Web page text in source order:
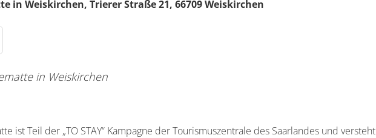
in Weiskirchen, Trierer Straße 21, 66709Weiskirchen
in Weiskirchen
ist Teil der „TO STAY“ Kampagne der Tourismuszentrale des Saarlandes und versteht